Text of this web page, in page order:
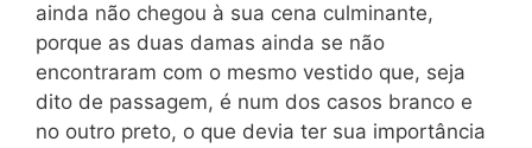
ainda não chegou à sua cena culminante,
porque as duas damas ainda se não
encontraram com o mesmo vestido que, seja
dito de passagem, é num dos casos branco e
no outro preto, o que devia ter sua importância